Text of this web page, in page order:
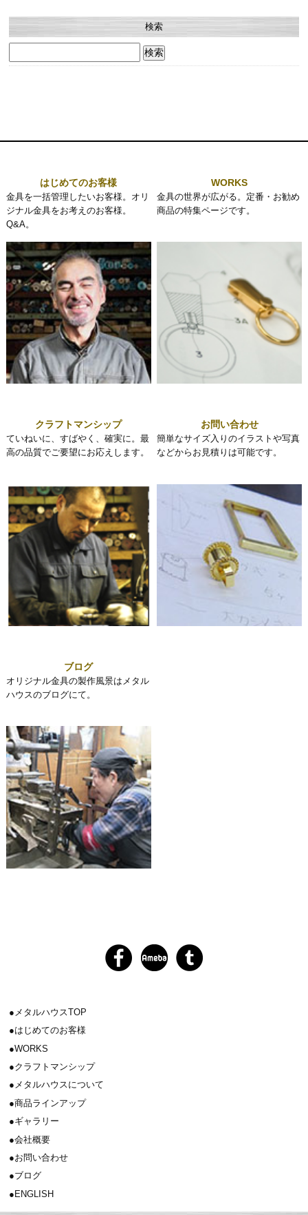
検索
索:
はじめてのお客様
金具を一括管理したいお客様。オリ
ジナル金具をお考えのお客様。
Q&A。
WORKS
金具の世界が広がる。定番・お勧め
商品の特集ページです。
クラフトマンシップ
ていねいに、すばやく、確実に。最
高の品質でご要望にお応えします。
お問い合わせ
簡単なサイズ入りのイラストや写真
などからお見積りは可能です。
ブログ
オリジナル金具の製作風景はメタル
ハウスのブログにて。
メタルハウスTOP
はじめてのお客様
WORKS
クラフトマンシップ
メタルハウスについて
商品ラインアップ
ギャラリー
会社概要
お問い合わせ
ブログ
ENGLISH